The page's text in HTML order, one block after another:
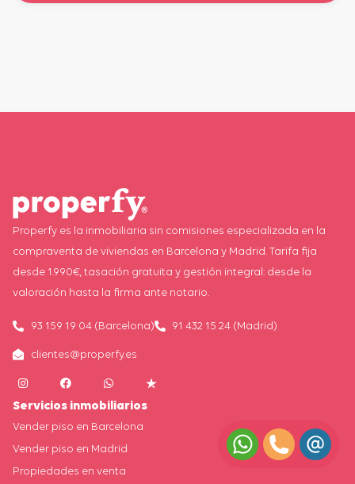
Properfy es la inmobiliaria sin comisiones especializada en la
compraventa de viviendas en Barcelona y Madrid. Tarifa fija
desde 1.990€, tasación gratuita y gestión integral: desde la
valoración hasta la firma ante notario.
93 159 19 04 (Barcelona) 91 432 15 24 (Madrid)
clientes@properfy.es
Servicios inmobiliarios
Vender piso en Barcelona
Vender piso en Madrid
Propiedades en venta